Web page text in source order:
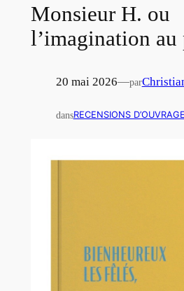
Monsieur H. ou
l’imagination
20 mai 2026—par
dansRECENSIONS